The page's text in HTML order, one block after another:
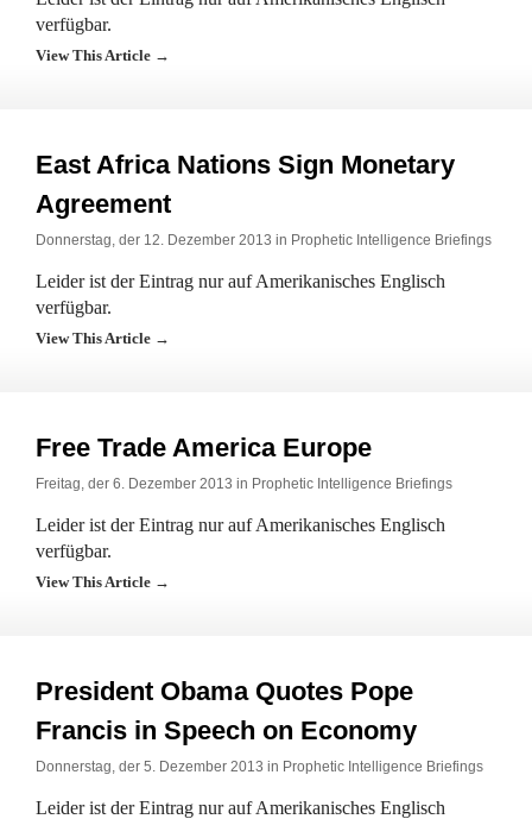
verfügbar.
View This Article →
East Africa Nations Sign Monetary
Agreement
Donnerstag, der 12. Dezember 2013 in Prophetic Intelligence Briefings
Leider ist der Eintrag nur auf Amerikanisches Englisch
verfügbar.
View This Article →
Free Trade America Europe
Freitag, der 6. Dezember 2013 in Prophetic Intelligence Briefings
Leider ist der Eintrag nur auf Amerikanisches Englisch
verfügbar.
View This Article →
President Obama Quotes Pope
Francis in Speech on Economy
Donnerstag, der 5. Dezember 2013 in Prophetic Intelligence Briefings
Leider ist der Eintrag nur auf Amerikanisches Englisch